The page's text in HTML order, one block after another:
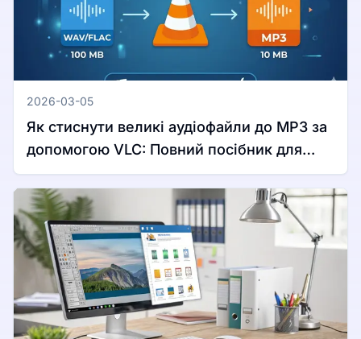
2026-03-05
Як стиснути великі аудіофайли до MP3 за
допомогою VLC: Повний посібник для
Windows та Mac